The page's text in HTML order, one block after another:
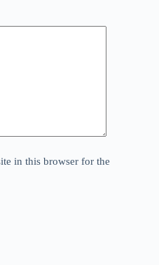
in this browser for the